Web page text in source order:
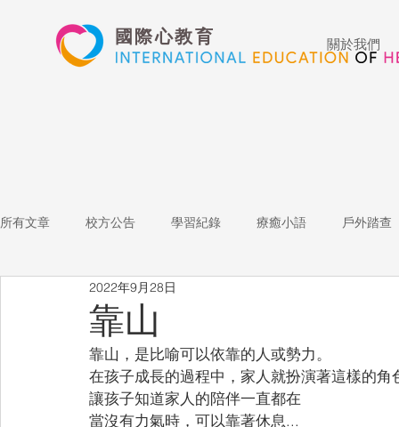
國際心教育 關於我們
所有文章 校方公告 學習紀錄 療癒小語 戶外踏查
表演藝術
心文藝競賽 國際教育 Star of the Week
靠山
2022年9月28日
靠山，是比喻可以依靠的人或勢力。
在孩子成長的過程中，家人就扮演著這樣的角
讓孩子知道家人的陪伴一直都在
當沒有力氣時，可以靠著休息...